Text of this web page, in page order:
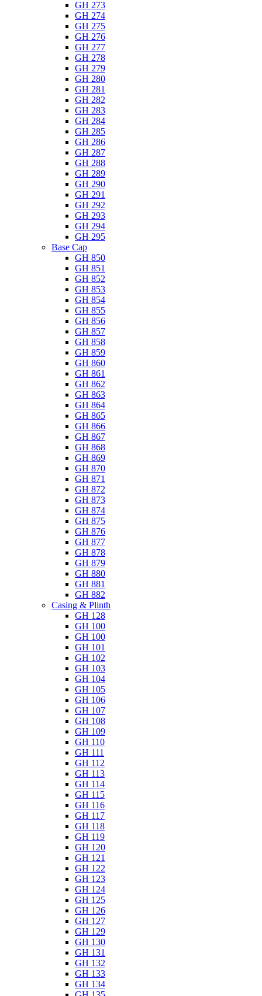
GH 273
GH 274
GH 275
GH 276
GH 277
GH 278
GH 279
GH 280
GH 281
GH 282
GH 283
GH 284
GH 285
GH 286
GH 287
GH 288
GH 289
GH 290
GH 291
GH 292
GH 293
GH 294
GH 295
Base Cap
GH 850
GH 851
GH 852
GH 853
GH 854
GH 855
GH 856
GH 857
GH 858
GH 859
GH 860
GH 861
GH 862
GH 863
GH 864
GH 865
GH 866
GH 867
GH 868
GH 869
GH 870
GH 871
GH 872
GH 873
GH 874
GH 875
GH 876
GH 877
GH 878
GH 879
GH 880
GH 881
GH 882
Casing & Plinth
GH 128
GH 100
GH 100
GH 101
GH 102
GH 103
GH 104
GH 105
GH 106
GH 107
GH 108
GH 109
GH 110
GH 111
GH 112
GH 113
GH 114
GH 115
GH 116
GH 117
GH 118
GH 119
GH 120
GH 121
GH 122
GH 123
GH 124
GH 125
GH 126
GH 127
GH 129
GH 130
GH 131
GH 132
GH 133
GH 134